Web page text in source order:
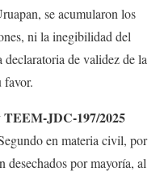
se acumularon los
ni la inegibilidad del
de validez de la
favor.
JDC-197/2025
en materia civil, por
por mayoría, al